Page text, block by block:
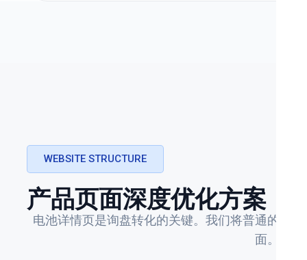
WEBSITE STRUCTURE
产品页面深度优化方案
电池详情页是询盘转化的关键。我们将普通的参
面。